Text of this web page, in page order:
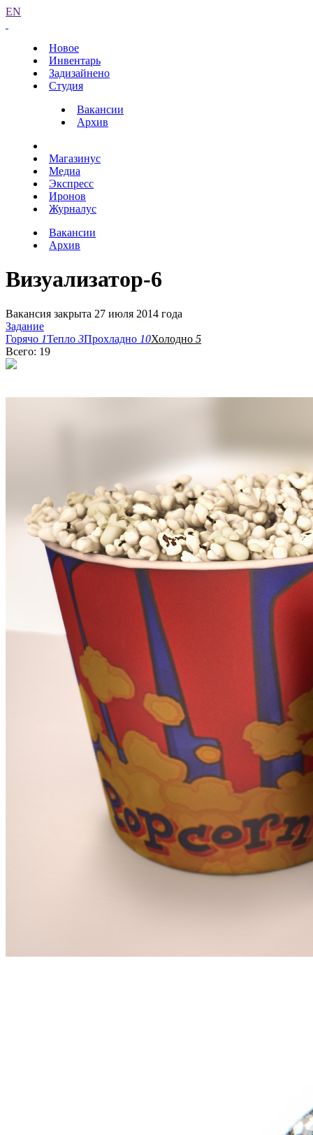
EN
Новое
Инвентарь
Задизайнено
Студия
Вакансии
Архив
Магазинус
Медиа
Экспресс
Иронов
Журналус
Вакансии
Архив
Визуализатор-6
Вакансия закрыта 27 июля 2014 года
Задание
Горячо 1Тепло 3Прохладно 10Холодно 5
Всего: 19